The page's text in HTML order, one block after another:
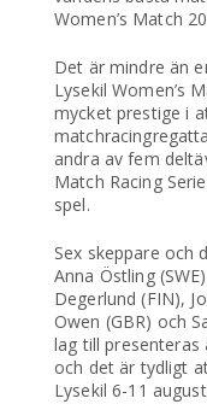
Women’s Match
Det är mindre än
Lysekil Women’s
mycket prestige i
andra av fem
Match Racing
spel.
Sex skeppare och
Anna Östling
Degerlund (FIN),
Owen (GBR) och
lag till
och det är tydligt
Lysekil 6-11